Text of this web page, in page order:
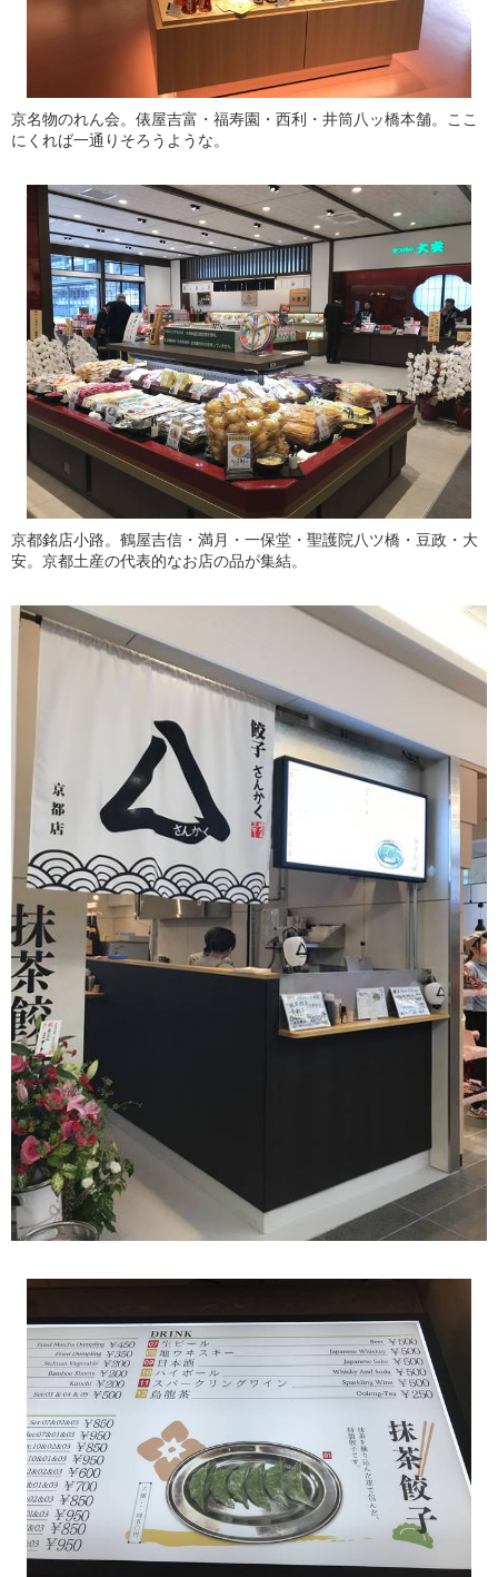
京名物のれん会。俵屋吉富・福寿園・西利・井筒八ッ橋本舗。ここ
にくれば一通りそろうような。
京都銘店小路。鶴屋吉信・満月・一保堂・聖護院八ツ橋・豆政・大
安。京都土産の代表的なお店の品が集結。